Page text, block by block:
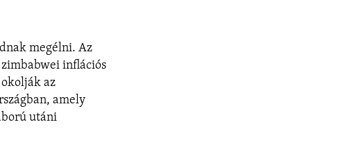
megélni. Az
inflációs
az
amely
utáni